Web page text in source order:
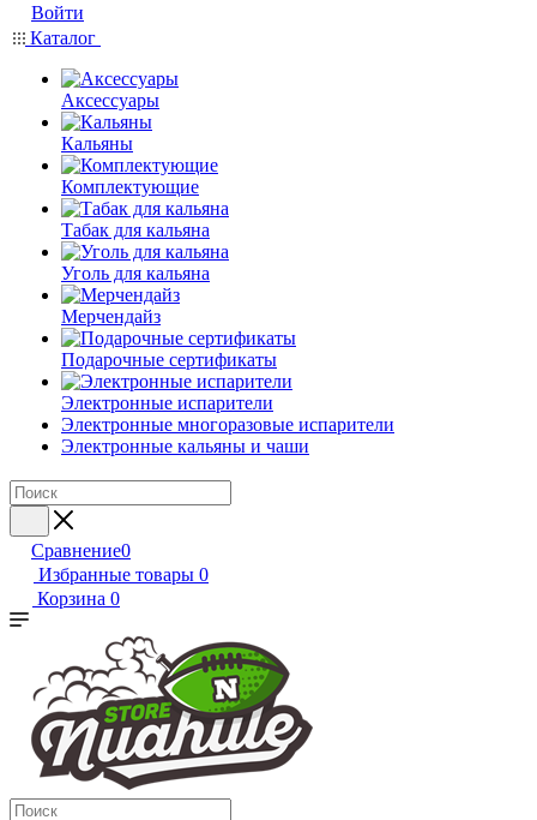
Войти
Каталог
Аксессуары
Кальяны
Комплектующие
Табак для кальяна
Уголь для кальяна
Мерчендайз
Подарочные сертификаты
Электронные испарители
Электронные многоразовые испарители
Электронные кальяны и чаши
Сравнение0
Избранные товары 0
Корзина 0